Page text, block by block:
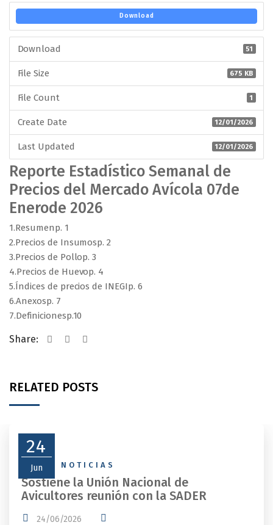
Download
Download 51
File Size 675 KB
File Count 1
Create Date 12/01/2026
Last Updated 12/01/2026
Reporte Estadístico Semanal de
Precios del Mercado Avícola 07de
Enerode 2026
1.Resumenp. 1
2.Precios de Insumosp. 2
3.Precios de Pollop. 3
4.Precios de Huevop. 4
5.Índices de precios de INEGIp. 6
6.Anexosp. 7
7.Definicionesp.10
Share:
RELATED POSTS
24
Jun
NEWS NOTICIAS
Sostiene la Unión Nacional de
Avicultores reunión con la SADER
24/06/2026